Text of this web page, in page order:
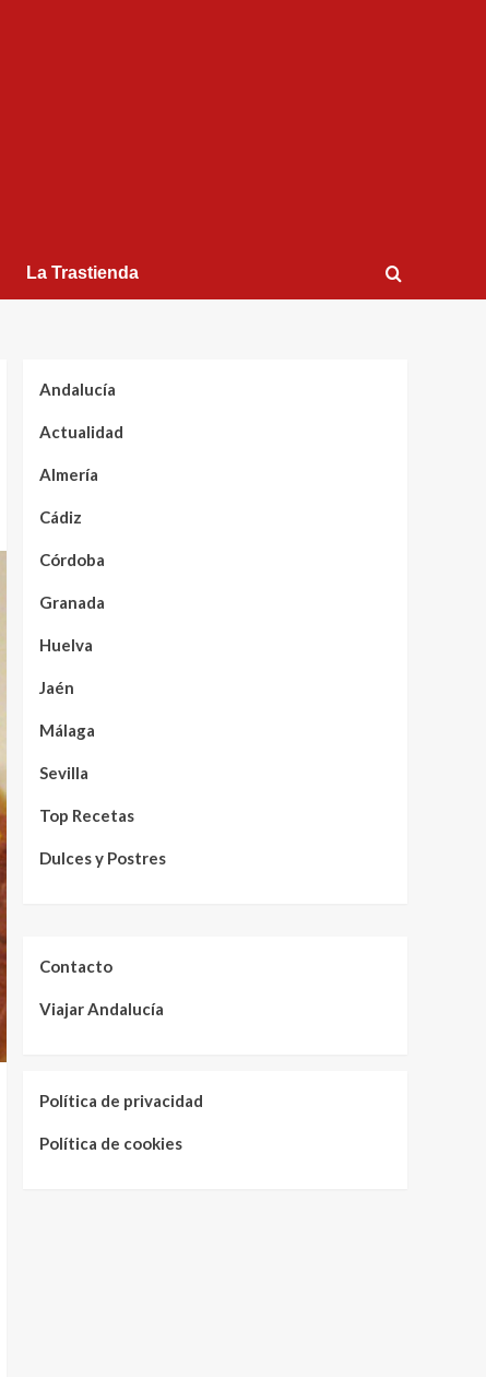
La Trastienda
Andalucía
Actualidad
Almería
Cádiz
Córdoba
Granada
Huelva
Jaén
Málaga
Sevilla
Top Recetas
Dulces y Postres
Contacto
Viajar Andalucía
Política de privacidad
Política de cookies